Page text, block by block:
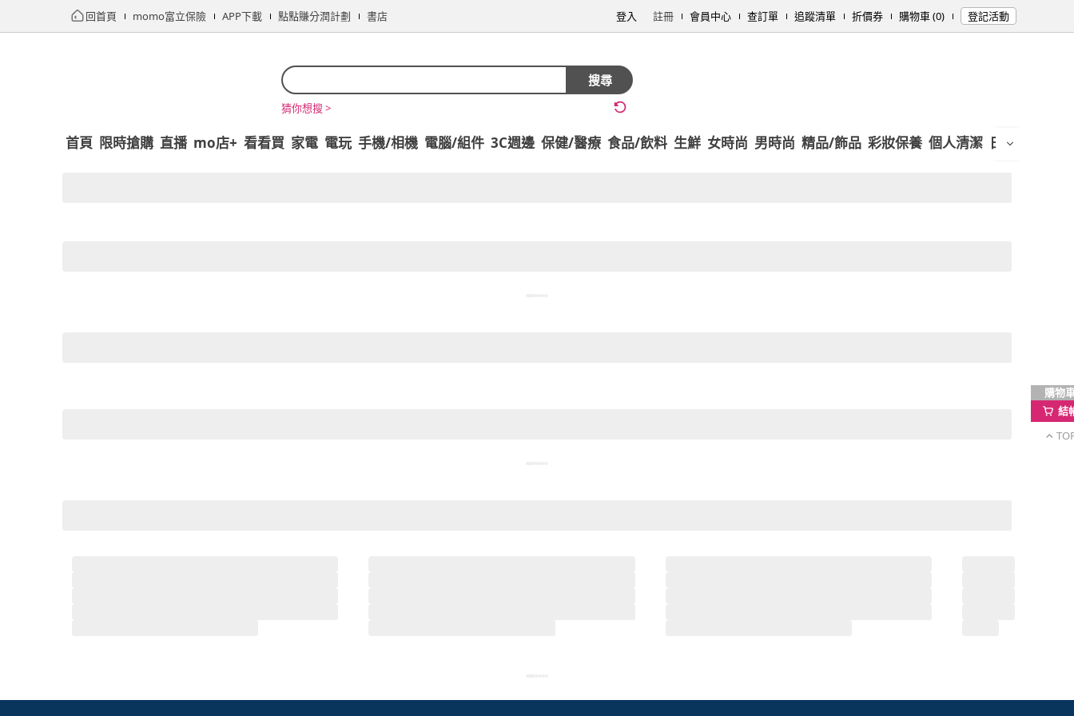
回首頁 momo富立保險 APP下載 點點賺分潤計劃 書店 登入 註冊 會員中心 查訂單 追蹤清單 折價券 購物車 (0) 登記活動
搜尋
猜你想搜 >
首頁 限時搶購 直播 mo店+ 看看買 家電 電玩 手機/相機 電腦/組件 3C週邊 保健/醫療 食品/飲料 生鮮 女時尚 男時尚 精品/飾品 彩妝保養 個人清潔 日用/紙品
購物
結